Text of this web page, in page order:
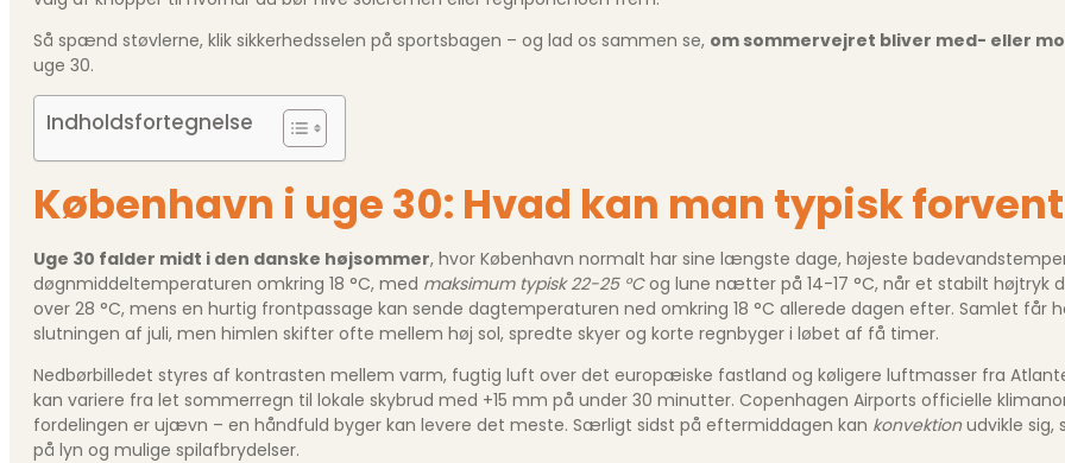
Så spænd støvlerne, klik sikkerhedsselen på sportsbagen – og lad os sammen se, om sommervejret bliver med- eller
uge 30.
Indholdsfortegnelse
København i uge 30: Hvad kan man typisk
Uge 30 falder midt i den danske højsommer, hvor København normalt har sine længste dage, højeste
døgnmiddel­temperaturen omkring 18 °C, med maksimum typisk 22-25 °Cog lune nætter på 14-17 °C, når et stabilt højtryk
over 28 °C, mens en hurtig frontpassage kan sende dagtemperaturen ned omkring 18 °C allerede dagen efter. Samlet får
slutningen af juli, men himlen skifter ofte mellem høj sol, spredte skyer og korte regnbyger i løbet af få timer.
Nedbørbilledet styres af kontrasten mellem varm, fugtig luft over det europæiske fastland og køligere luftmasser fra
kan variere fra let sommerregn til lokale skybrud med +15 mm på under 30 minutter. Copenhagen Airports officielle
fordelingen er ujævn – en håndfuld byger kan levere det meste. Særligt sidst på eftermiddagen kan konvektionudvikle
på lyn og mulige spilafbrydelser.